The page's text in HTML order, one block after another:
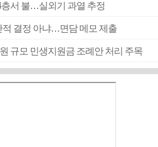
서 불…실외기 과열 추정
적 결정 아냐…면담 메모 제출
규모 민생지원금 조례안 처리 주목